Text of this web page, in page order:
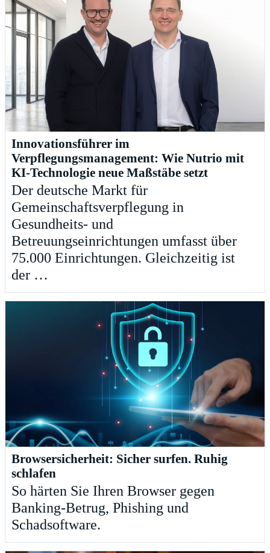
Innovationsführer im
Verpflegungsmanagement: Wie Nutrio mit
KI-Technologie neue Maßstäbe setzt
Der deutsche Markt für
Gemeinschaftsverpflegung in
Gesundheits- und
Betreuungseinrichtungen umfasst über
75.000 Einrichtungen. Gleichzeitig ist
der …
Browsersicherheit: Sicher surfen. Ruhig
schlafen
So härten Sie Ihren Browser gegen
Banking-Betrug, Phishing und
Schadsoftware.